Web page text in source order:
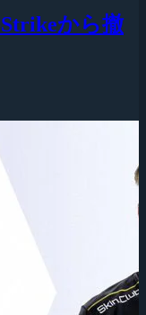
Strikeから撤